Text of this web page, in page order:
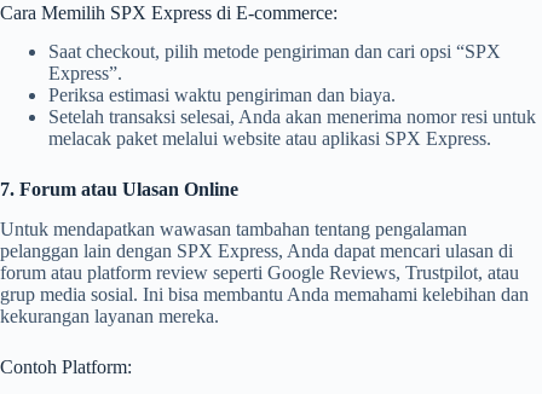
Cara Memilih SPX Express di E-commerce:
Saat checkout, pilih metode pengiriman dan cari opsi “SPX
Express”.
Periksa estimasi waktu pengiriman dan biaya.
Setelah transaksi selesai, Anda akan menerima nomor resi untuk
melacak paket melalui website atau aplikasi SPX Express.
7. Forum atau Ulasan Online
Untuk mendapatkan wawasan tambahan tentang pengalaman
pelanggan lain dengan SPX Express, Anda dapat mencari ulasan di
forum atau platform review seperti Google Reviews, Trustpilot, atau
grup media sosial. Ini bisa membantu Anda memahami kelebihan dan
kekurangan layanan mereka.
Contoh Platform: